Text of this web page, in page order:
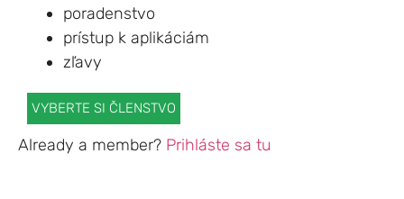
poradenstvo
prístup k aplikáciám
zľavy
VYBERTE SI ČLENSTVO
Already a member? Prihláste sa tu